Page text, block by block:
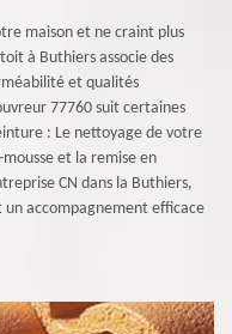
maison et ne craint plus
à Buthiers associe des
et qualités
77760 suit certaines
: Le nettoyage de votre
et la remise en
CN dans la Buthiers,
un accompagnement efficace